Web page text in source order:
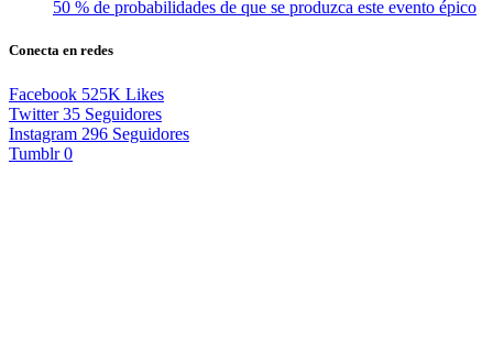
50 % de probabilidades de que se produzca este evento épico
Conecta en redes
Facebook 525K Likes
Twitter 35 Seguidores
Instagram 296 Seguidores
Tumblr 0